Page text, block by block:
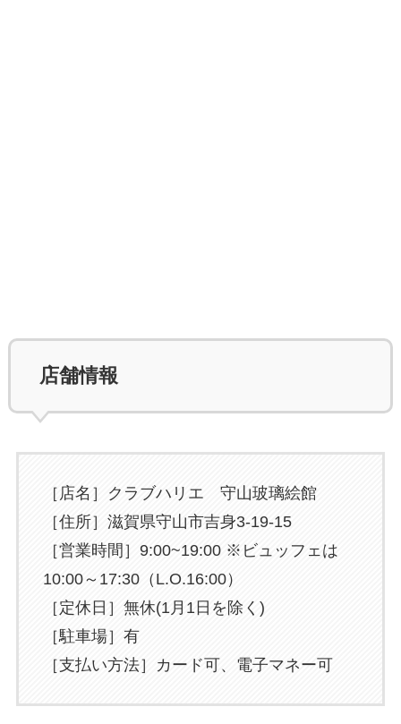
店舗情報
［店名］クラブハリエ 守山玻璃絵館
［住所］滋賀県守山市吉身3-19-15
［営業時間］9:00~19:00 ※ビュッフェは
10:00～17:30（L.O.16:00）
［定休日］無休(1月1日を除く)
［駐車場］有
［支払い方法］カード可、電子マネー可